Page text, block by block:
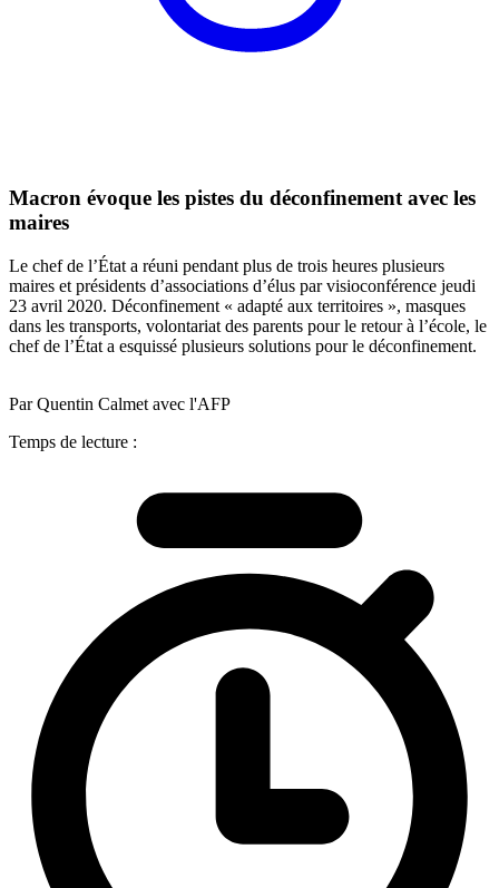
Macron évoque les pistes du déconfinement avec les
maires
Le chef de l’État a réuni pendant plus de trois heures plusieurs
maires et présidents d’associations d’élus par visioconférence jeudi
23 avril 2020. Déconfinement « adapté aux territoires », masques
dans les transports, volontariat des parents pour le retour à l’école, le
chef de l’État a esquissé plusieurs solutions pour le déconfinement.
Par Quentin Calmet avec l'AFP
Temps de lecture :